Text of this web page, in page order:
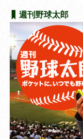
週刊野球太郎